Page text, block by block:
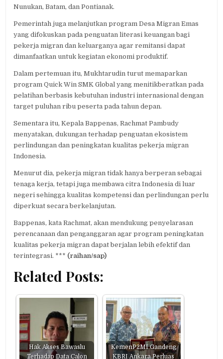
Nunukan, Batam, dan Pontianak.
Pemerintah juga melanjutkan program Desa Migran Emas
yang difokuskan pada penguatan literasi keuangan bagi
pekerja migran dan keluarganya agar remitansi dapat
dimanfaatkan untuk kegiatan ekonomi produktif.
Dalam pertemuan itu, Mukhtarudin turut memaparkan
program Quick Win SMK Global yang menitikberatkan pada
pelatihan berbasis kebutuhan industri internasional dengan
target puluhan ribu peserta pada tahun depan.
Sementara itu, Kepala Bappenas, Rachmat Pambudy
menyatakan, dukungan terhadap penguatan ekosistem
perlindungan dan peningkatan kualitas pekerja migran
Indonesia.
Menurut dia, pekerja migran tidak hanya berperan sebagai
tenaga kerja, tetapi juga membawa citra Indonesia di luar
negeri sehingga kualitas kompetensi dan perlindungan perlu
diperkuat secara berkelanjutan.
Bappenas, kata Rachmat, akan mendukung penyelarasan
perencanaan dan penganggaran agar program peningkatan
kualitas pekerja migran dapat berjalan lebih efektif dan
terintegrasi. *** (raihan/sap)
Related Posts:
Hak Akses Bawaslu
Terhadap Data Calon
KemenP2MI Gandeng
KBRI Ankara Perluas